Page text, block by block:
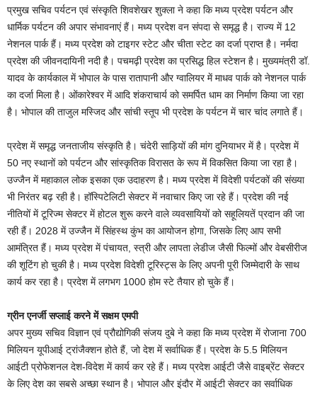
प्रमुख सचिव पर्यटन एवं संस्कृति शिवशेखर शुक्ला ने कहा कि मध्य प्रदेश पर्यटन और
धार्मिक पर्यटन की अपार संभावनाएं हैं। मध्य प्रदेश वन संपदा से समृद्ध है। राज्य में 12
नेशनल पार्क हैं। मध्य प्रदेश को टाइगर स्टेट और चीता स्टेट का दर्जा प्राप्त है। नर्मदा
प्रदेश की जीवनदायिनी नदी है। पचमढ़ी प्रदेश का प्रसिद्ध हिल स्टेशन है। मुख्यमंत्री डॉ.
यादव के कार्यकाल में भोपाल के पास रातापानी और ग्वालियर में माधव पार्क को नेशनल पार्क
का दर्जा मिला है। ओंकारेश्वर में आदि शंकराचार्य को समर्पित धाम का निर्माण किया जा रहा
है। भोपाल की ताजुल मस्जिद और सांची स्तूप भी प्रदेश के पर्यटन में चार चांद लगाते हैं।
प्रदेश में समृद्ध जनताजीय संस्कृति है। चंदेरी साड़ियों की मांग दुनियाभर में है। प्रदेश में
50 नए स्थानों को पर्यटन और सांस्कृतिक विरासत के रूप में विकसित किया जा रहा है।
उज्जैन में महाकाल लोक इसका एक उदाहरण है। मध्य प्रदेश में विदेशी पर्यटकों की संख्या
भी निरंतर बढ़ रही है। हॉस्पिटेलिटी सेक्टर में नवाचार किए जा रहे हैं। प्रदेश की नई
नीतियों में टूरिज्म सेक्टर में होटल शुरू करने वाले व्यवसायियों को सहूलियतें प्रदान की जा
रही हैं। 2028 में उज्जैन में सिंहस्थ कुंभ का आयोजन होगा, जिसके लिए आप सभी
आमंत्रित हैं। मध्य प्रदेश में पंचायत, स्त्री और लापता लेडीज जैसी फिल्मों और वेबसीरीज
की शूटिंग हो चुकी है। मध्य प्रदेश विदेशी टूरिस्ट्स के लिए अपनी पूरी जिम्मेदारी के साथ
कार्य कर रहा है। प्रदेश में लगभग 1000 होम स्टे तैयार हो चुके हैं।
ग्रीन एनर्जी सप्लाई करने में सक्षम एमपी
अपर मुख्य सचिव विज्ञान एवं प्रौद्योगिकी संजय दुबे ने कहा कि मध्य प्रदेश में रोजाना 700
मिलियन यूपीआई ट्रांजैक्शन होते हैं, जो देश में सर्वाधिक हैं। प्रदेश के 5.5 मिलियन
आईटी प्रोफेशनल देश-विदेश में कार्य कर रहे हैं। मध्य प्रदेश आईटी जैसे वाइब्रेंट सेक्टर
के लिए देश का सबसे अच्छा स्थान है। भोपाल और इंदौर में आईटी सेक्टर का सर्वाधिक